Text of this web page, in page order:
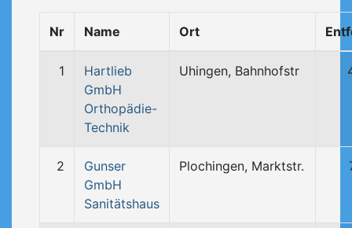
Nr Name Ort
1
Hartlieb
GmbH
Orthopädie-
Technik
Uhingen, Bahnhofstr
2
Gunser
GmbH
Sanitätshaus
Plochingen, Marktstr.